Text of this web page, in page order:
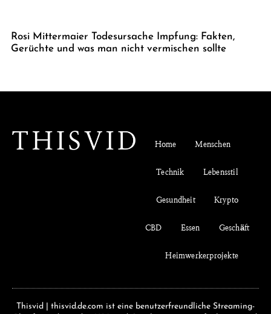
Rosi Mittermaier Todesursache Impfung: Fakten,
Gerüchte und was man nicht vermischen sollte
Home Menschen
Technik Lebensstil
Gesundheit Krypto
CBD Essen Geschäft
Heimwerkerprojekte
Thisvid | thisvid.de.com ist eine benutzerfreundliche Streaming-